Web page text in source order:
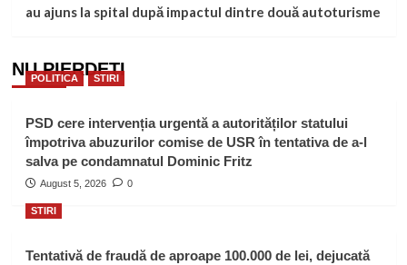
au ajuns la spital după impactul dintre două autoturisme
NU PIERDEȚI
POLITICA STIRI
PSD cere intervenția urgentă a autorităților statului
împotriva abuzurilor comise de USR în tentativa de a-l
salva pe condamnatul Dominic Fritz
August 5, 2026 0
STIRI
Tentativă de fraudă de aproape 100.000 de lei, dejucată